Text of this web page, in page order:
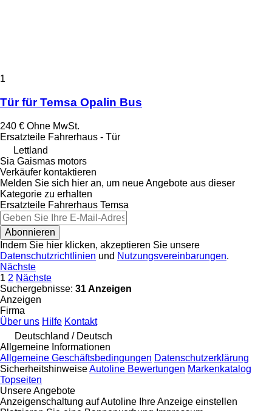
1
Tür für Temsa Opalin Bus
240 € Ohne MwSt.
Ersatzteile Fahrerhaus - Tür
Lettland
Sia Gaismas motors
Verkäufer kontaktieren
Melden Sie sich hier an, um neue Angebote aus dieser
Kategorie zu erhalten
Ersatzteile Fahrerhaus Temsa
Abonnieren
Indem Sie hier klicken, akzeptieren Sie unsere
Datenschutzrichtlinien und Nutzungsvereinbarungen.
Nächste
1 2 Nächste
Suchergebnisse: 31 Anzeigen
Anzeigen
Firma
Über uns Hilfe Kontakt
Deutschland / Deutsch
Allgemeine Informationen
Allgemeine Geschäftsbedingungen Datenschutzerklärung
SicherheitshinweiseAutoline Bewertungen Markenkatalog
Topseiten
Unsere Angebote
Anzeigenschaltung auf Autoline Ihre Anzeige einstellen